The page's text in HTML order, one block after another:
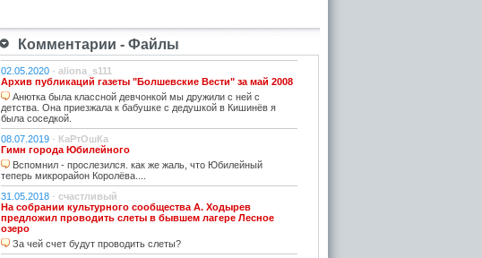
Комментарии - Файлы
02.05.2020 - aliona_s111
Архив публикаций газеты "Болшевские Вести" за май 2008
Анютка была классной девчонкой мы дружили с ней с
детства. Она приезжала к бабушке с дедушкой в Кишинёв я
была соседкой.
08.07.2019 - КаРтОшКа
Гимн города Юбилейного
Вспомнил - прослезился. как же жаль, что Юбилейный
теперь микрорайон Королёва....
31.05.2018 - счастливый
На собрании культурного сообщества А. Ходырев
предложил проводить слеты в бывшем лагере Лесное
озеро
За чей счет будут проводить слеты?